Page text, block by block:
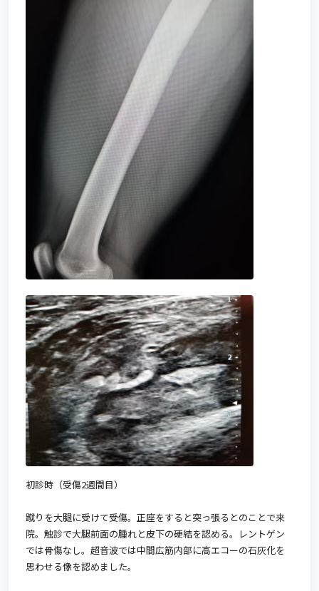
初診時（受傷2週間目）
蹴りを大腿に受けて受傷。正座をすると突っ張るとのことで来
院。触診で大腿前面の腫れと皮下の硬結を認める。レントゲン
では骨傷なし。超音波では中間広筋内部に高エコーの石灰化を
思わせる像を認めました。